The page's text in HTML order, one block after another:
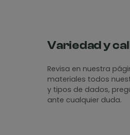
Variedad y
Revisa en nuestra
materiales todos
y tipos de dados,
ante cualquier duda.